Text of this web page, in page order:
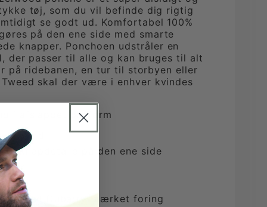
tøj, som du vil befinde dig rigtig
se godt ud. Komfortabel 100%
på den ene side med smarte
knapper. Ponchoen udstråler en
der passer til alle og kan bruges til alt
på ridebanen, en tur til storbyen eller
skal der være i enhver kvindes
i afslappet pasform
ny uld
knapdetalje på den ene side
med Dubarry-mærket foring